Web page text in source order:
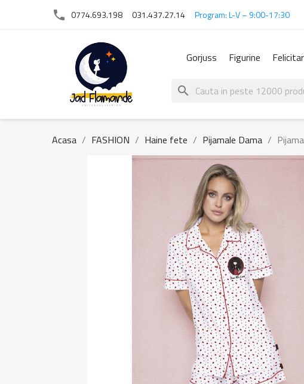
phone 0774.693.198 031.437.27.14 Program: L-V – 9:00-17:30
Gorjuss Figurine
search
Acasa FASHION Haine fete Pijamale Dama